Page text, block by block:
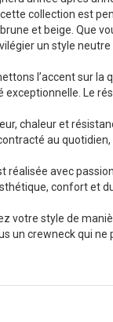
collection est
et beige. Que
un style
l’accent sur
Le
chaleur et
au
réalisée avec
confort et
votre style de
un crewneck qui